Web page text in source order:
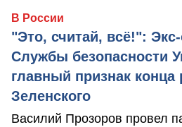
В России
"Это, считай, всё!":
Службы безопасности
главный признак конца
Зеленского
Василий Прозоров провел